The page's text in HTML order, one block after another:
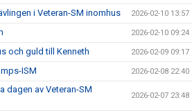
i Veteran-SM inomhus 2026-02-10 13:57
2026-02-10 09:24
och guld till Kenneth 2026-02-09 09:17
ISM 2026-02-08 22:40
dagen av Veteran-SM
2026-02-07 23:48